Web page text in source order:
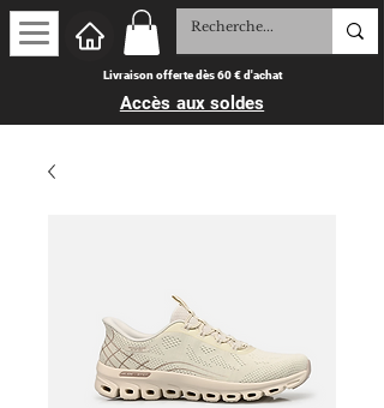
Livraison offerte dès 60 € d'achat
Accès aux soldes